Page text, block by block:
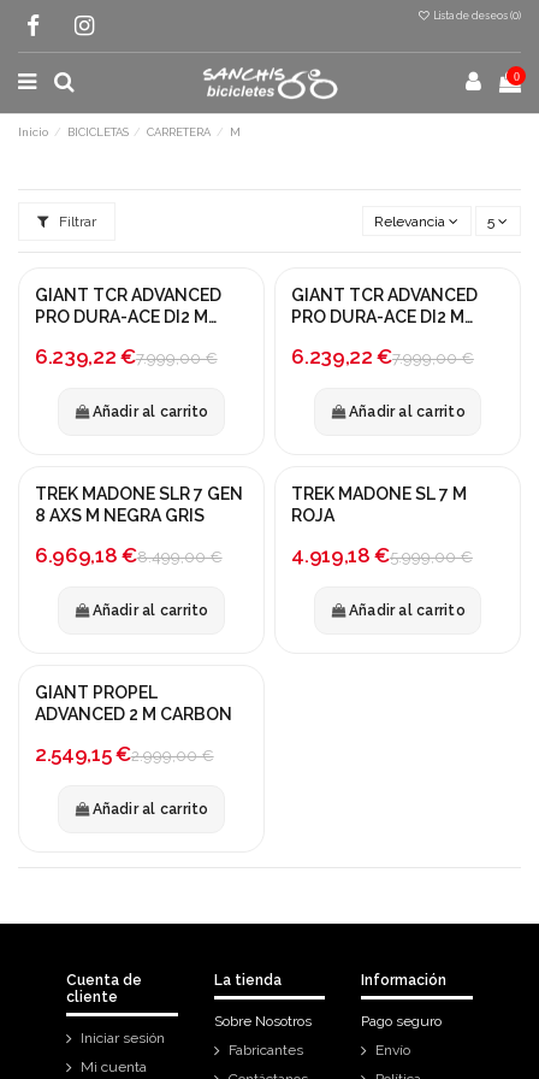
Lista de deseos (0)
0
Inicio BICICLETAS CARRETERA M
Filtrar Relevancia 5
¡En oferta!
GIANT TCR ADVANCED
PRO DURA-ACE DI2 M
6.239,22 €7.999,00 €
Añadir al carrito
¡En oferta!
GIANT TCR ADVANCED
PRO DURA-ACE DI2 M
6.239,22 €7.999,00 €
Añadir al carrito
¡En oferta!
TREK MADONE SLR 7 GEN
8 AXS M NEGRA GRIS
6.969,18 €8.499,00 €
Añadir al carrito
¡En oferta!
TREK MADONE SL 7 M
ROJA
4.919,18 €5.999,00 €
Añadir al carrito
¡En oferta!
GIANT PROPEL
ADVANCED 2 M CARBON
2.549,15 €2.999,00 €
Añadir al carrito
Cuenta de
cliente
Iniciar sesión
Mi cuenta
La tienda
Sobre Nosotros
Fabricantes
Información
Pago seguro
Envío